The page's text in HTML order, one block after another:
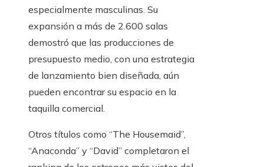
especialmente masculinas. Su
expansión a más de 2.600 salas
demostró que las producciones de
presupuesto medio, con una estrategia
de lanzamiento bien diseñada, aún
pueden encontrar su espacio en la
taquilla comercial.
Otros títulos como “The Housemaid”,
“Anaconda” y “David” completaron el